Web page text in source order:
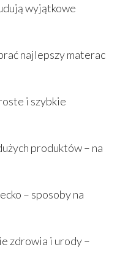
wyjątkowe
najlepszy materac
i szybkie
produktów – na
– sposoby na
zdrowia i urody –